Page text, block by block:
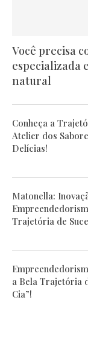
Você precisa
especializada
natural
Conheça a
Atelier dos
Delícias!
Matonella:
Trajetória de
a Bela Trajetória
Cia”!